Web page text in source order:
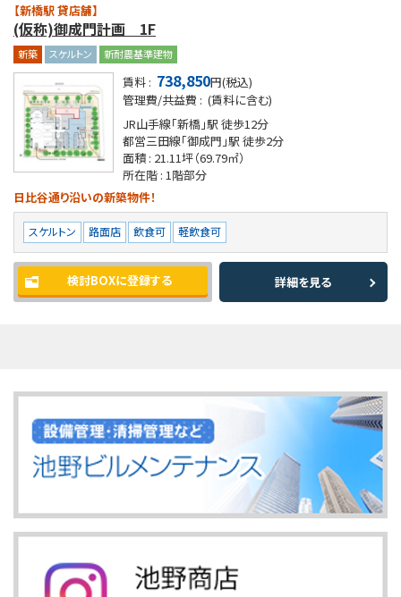
【新橋駅 貸店舗】
(仮称)御成門計画 1F
新築 スケルトン 新耐震基準建物
賃料 : 738,850円(税込)
管理費/共益費 : (賃料に含む)
JR山手線「新橋」駅 徒歩12分
都営三田線「御成門」駅 徒歩2分
面積 : 21.11坪（69.79㎡）
所在階 : 1階部分
日比谷通り沿いの新築物件！
スケルトン 路面店 飲食可 軽飲食可
検討BOXに登録する 詳細を見る